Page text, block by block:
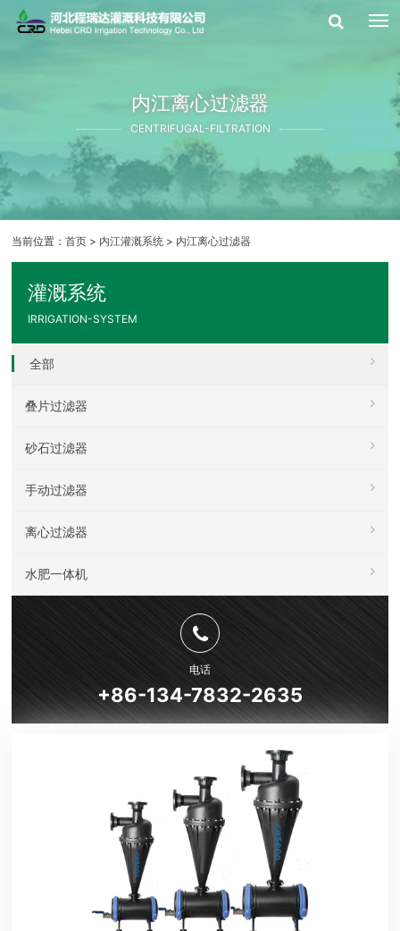
内江离心过滤器
CENTRIFUGAL-FILTRATION
当前位置：首页 > 内江灌溉系统 > 内江离心过滤器
灌溉系统
IRRIGATION-SYSTEM
全部
叠片过滤器
砂石过滤器
手动过滤器
离心过滤器
水肥一体机
电话
+86-134-7832-2635